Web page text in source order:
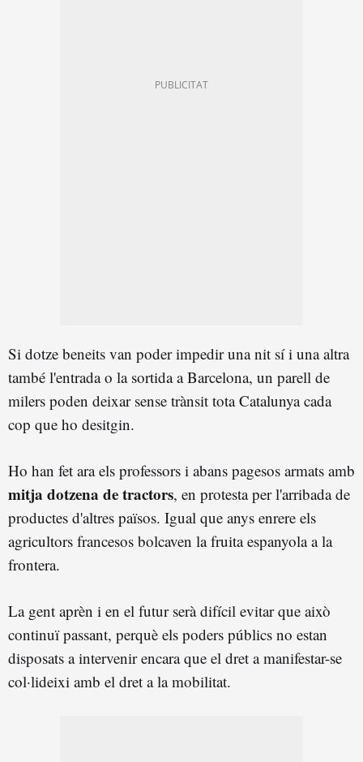
Si dotze beneits van poder impedir una nit sí i una altra
també l'entrada o la sortida a Barcelona, un parell de
milers poden deixar sense trànsit tota Catalunya cada
cop que ho desitgin.
Ho han fet ara els professors i abans pagesos armats amb
mitja dotzena de tractors, en protesta per l'arribada de
productes d'altres països. Igual que anys enrere els
agricultors francesos bolcaven la fruita espanyola a la
frontera.
La gent aprèn i en el futur serà difícil evitar que això
continuï passant, perquè els poders públics no estan
disposats a intervenir encara que el dret a manifestar-se
col·lideixi amb el dret a la mobilitat.